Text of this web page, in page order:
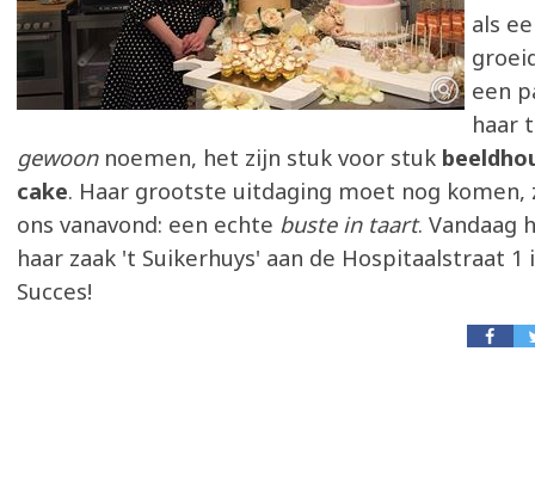
als
een
haar
gewoonnoemen, het zijn stuk voor stuk
cake. Haar grootste uitdaging moet nog komen,
ons vanavond: een echte buste in taart. Vandaag
haar zaak 't Suikerhuys' aan de Hospitaalstraat 1
Succes!